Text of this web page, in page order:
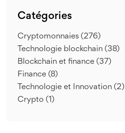
Catégories
Cryptomonnaies (276)
Technologie blockchain (38)
Blockchain et finance (37)
Finance (8)
Technologie et Innovation (2)
Crypto (1)